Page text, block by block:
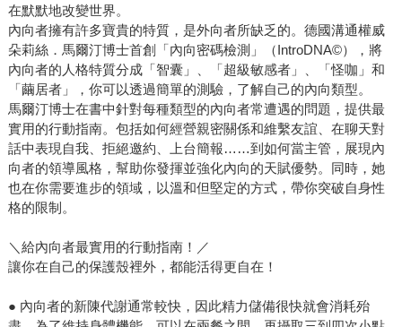
在默默地改變世界。
內向者擁有許多寶貴的特質，是外向者所缺乏的。德國溝通權威
朵莉絲．馬爾汀博士首創「內向密碼檢測」（IntroDNA©），將
內向者的人格特質分成「智囊」、「超級敏感者」、「怪咖」和
「繭居者」，你可以透過簡單的測驗，了解自己的內向類型。
馬爾汀博士在書中針對每種類型的內向者常遭遇的問題，提供最
實用的行動指南。包括如何經營親密關係和維繫友誼、在聊天對
話中表現自我、拒絕邀約、上台簡報……到如何當主管，展現內
向者的領導風格，幫助你發揮並強化內向的天賦優勢。同時，她
也在你需要進步的領域，以溫和但堅定的方式，帶你突破自身性
格的限制。
＼給內向者最實用的行動指南！／
讓你在自己的保護殼裡外，都能活得更自在！
● 內向者的新陳代謝通常較快，因此精力儲備很快就會消耗殆